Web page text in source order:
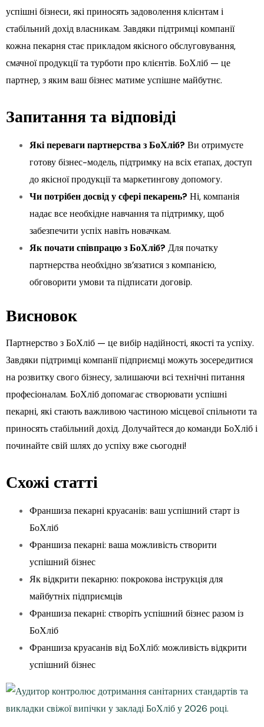
успішні бізнеси, які приносять задоволення клієнтам і
стабільний дохід власникам. Завдяки підтримці компанії
кожна пекарня стає прикладом якісного обслуговування,
смачної продукції та турботи про клієнтів. БоХліб — це
партнер, з яким ваш бізнес матиме успішне майбутнє.
Запитання та відповіді
Які переваги партнерства з БоХліб? Ви отримуєте
готову бізнес-модель, підтримку на всіх етапах, доступ
до якісної продукції та маркетингову допомогу.
Чи потрібен досвід у сфері пекарень? Ні, компанія
надає все необхідне навчання та підтримку, щоб
забезпечити успіх навіть новачкам.
Як почати співпрацю з БоХліб? Для початку
партнерства необхідно зв’язатися з компанією,
обговорити умови та підписати договір.
Висновок
Партнерство з БоХліб — це вибір надійності, якості та успіху.
Завдяки підтримці компанії підприємці можуть зосередитися
на розвитку свого бізнесу, залишаючи всі технічні питання
професіоналам. БоХліб допомагає створювати успішні
пекарні, які стають важливою частиною місцевої спільноти та
приносять стабільний дохід. Долучайтеся до команди БоХліб і
починайте свій шлях до успіху вже сьогодні!
Схожі статті
Франшиза пекарні круасанів: ваш успішний старт із
БоХліб
Франшиза пекарні: ваша можливість створити
успішний бізнес
Як відкрити пекарню: покрокова інструкція для
майбутніх підприємців
Франшиза пекарні: створіть успішний бізнес разом із
БоХліб
Франшиза круасанів від БоХліб: можливість відкрити
успішний бізнес